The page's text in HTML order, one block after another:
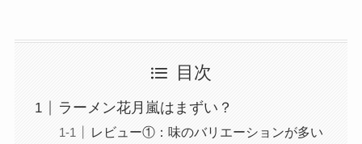
目次
ラーメン花月嵐はまずい？
レビュー①：味のバリエーションが多い